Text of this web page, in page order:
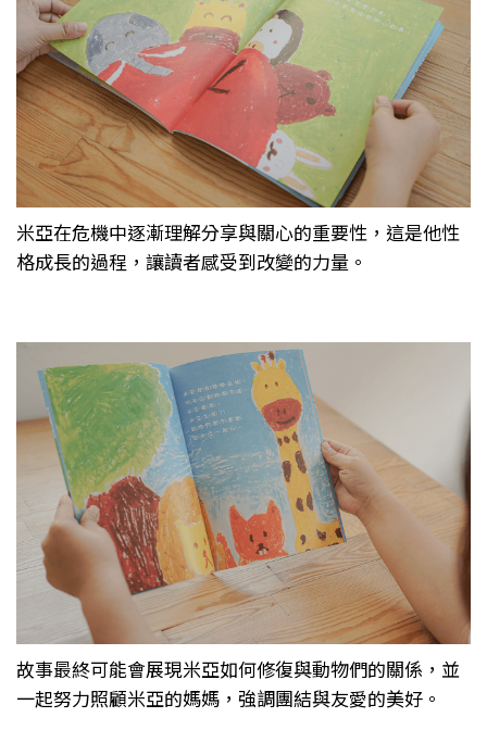
米亞在危機中逐漸理解分享與關心的重要性，這是他性
格成長的過程，讓讀者感受到改變的力量。
故事最終可能會展現米亞如何修復與動物們的關係，並
一起努力照顧米亞的媽媽，強調團結與友愛的美好。